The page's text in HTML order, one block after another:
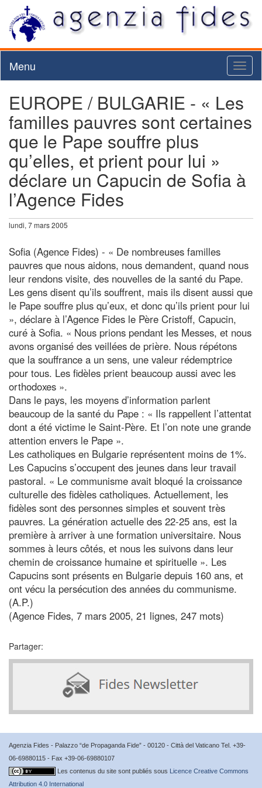
Menu
EUROPE / BULGARIE - « Les
familles pauvres sont certaines
que le Pape souffre plus
qu’elles, et prient pour lui »
déclare un Capucin de Sofia à
l’Agence Fides
lundi, 7 mars 2005
Sofia (Agence Fides) - « De nombreuses familles
pauvres que nous aidons, nous demandent, quand nous
leur rendons visite, des nouvelles de la santé du Pape.
Les gens disent qu’ils souffrent, mais ils disent aussi que
le Pape souffre plus qu’eux, et donc qu’ils prient pour lui
», déclare à l’Agence Fides le Père Cristoff, Capucin,
curé à Sofia. « Nous prions pendant les Messes, et nous
avons organisé des veillées de prière. Nous répétons
que la souffrance a un sens, une valeur rédemptrice
pour tous. Les fidèles prient beaucoup aussi avec les
orthodoxes ».
Dans le pays, les moyens d’information parlent
beaucoup de la santé du Pape : « Ils rappellent l’attentat
dont a été victime le Saint-Père. Et l’on note une grande
attention envers le Pape ».
Les catholiques en Bulgarie représentent moins de 1%.
Les Capucins s’occupent des jeunes dans leur travail
pastoral. « Le communisme avait bloqué la croissance
culturelle des fidèles catholiques. Actuellement, les
fidèles sont des personnes simples et souvent très
pauvres. La génération actuelle des 22-25 ans, est la
première à arriver à une formation universitaire. Nous
sommes à leurs côtés, et nous les suivons dans leur
chemin de croissance humaine et spirituelle ». Les
Capucins sont présents en Bulgarie depuis 160 ans, et
ont vécu la persécution des années du communisme.
(A.P.)
(Agence Fides, 7 mars 2005, 21 lignes, 247 mots)
Partager:
Agenzia Fides - Palazzo “de Propaganda Fide” - 00120 - Città del Vaticano Tel. +39-
06-69880115 - Fax +39-06-69880107
Les contenus du site sont publiés sous Licence Creative Commons
Attribution 4.0 International